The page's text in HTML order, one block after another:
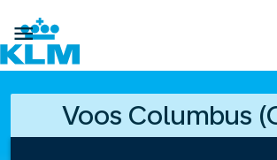

Voos Columbus